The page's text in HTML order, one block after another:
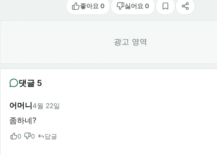
좋아요 0 싫어요 0
스크랩공유
광고 영역
댓글 5
어머니4월 22일
좀하네?
0 0 답글